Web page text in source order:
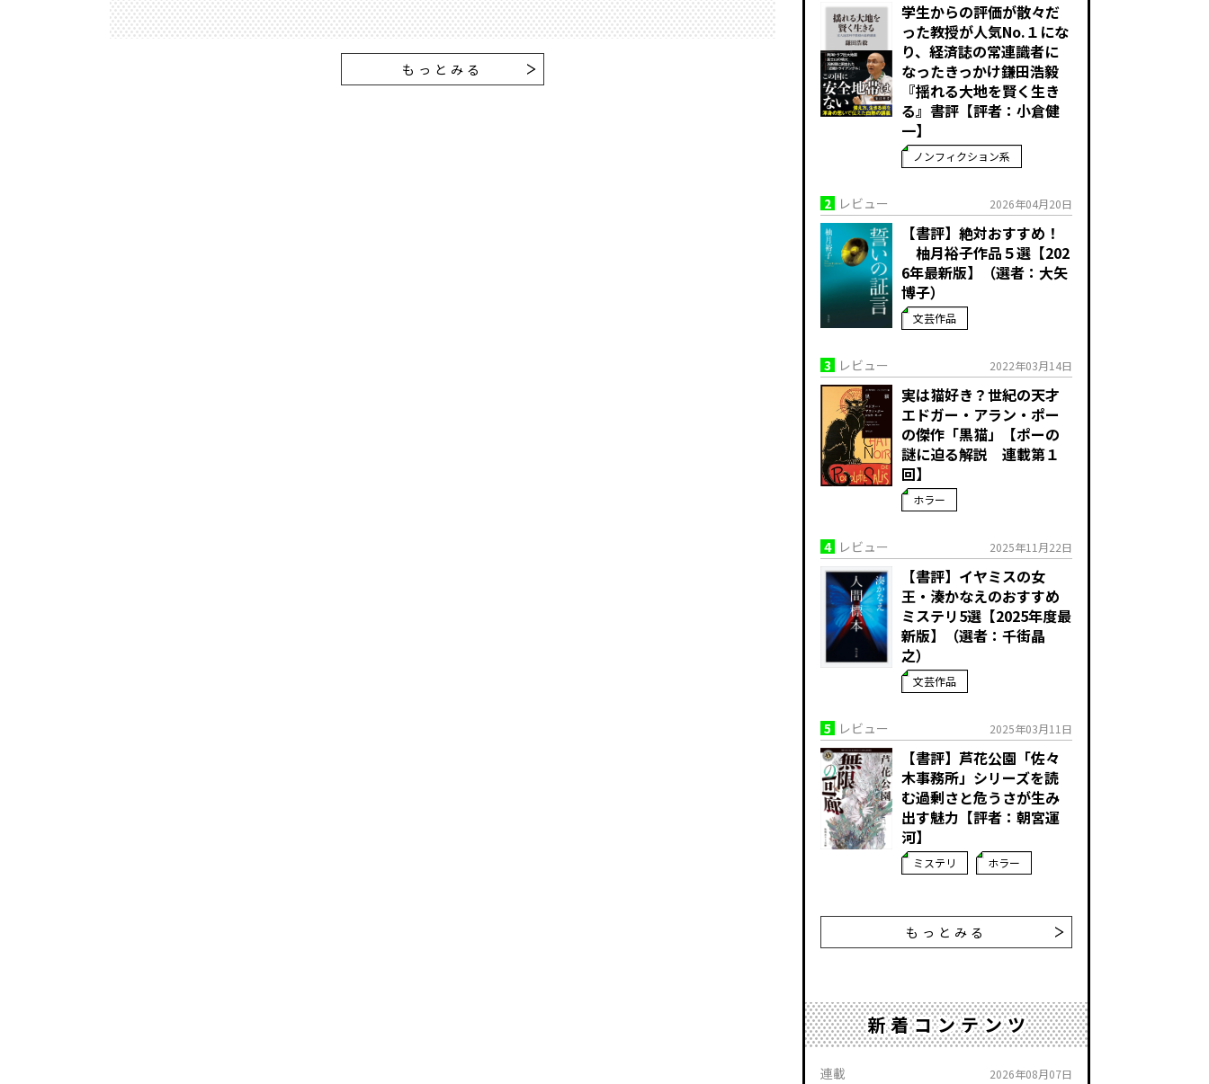
もっとみる
学生からの評価が散々だ
った教授が人気No.１にな
り、経済誌の常連識者に
なったきっかけ――鎌田浩毅
『揺れる大地を賢く生き
る』書評【評者：小倉健
一】
ノンフィクション系
2 レビュー 2026年04月20日
【書評】絶対おすすめ！
柚月裕子作品５選【202
6年最新版】（選者：大矢
博子）
文芸作品
3 レビュー 2022年03月14日
実は猫好き？世紀の天才
エドガー・アラン・ポー
の傑作「黒猫」【ポーの
謎に迫る解説 連載第１
回】
ホラー
4 レビュー 2025年11月22日
【書評】イヤミスの女
王・湊かなえのおすすめ
ミステリ5選【2025年度最
新版】（選者：千街晶
之）
文芸作品
5 レビュー 2025年03月11日
【書評】芦花公園「佐々
木事務所」シリーズを読
む――過剰さと危うさが生み
出す魅力【評者：朝宮運
河】
ミステリ ホラー
もっとみる
新着コンテンツ
連載 2026年08月07日